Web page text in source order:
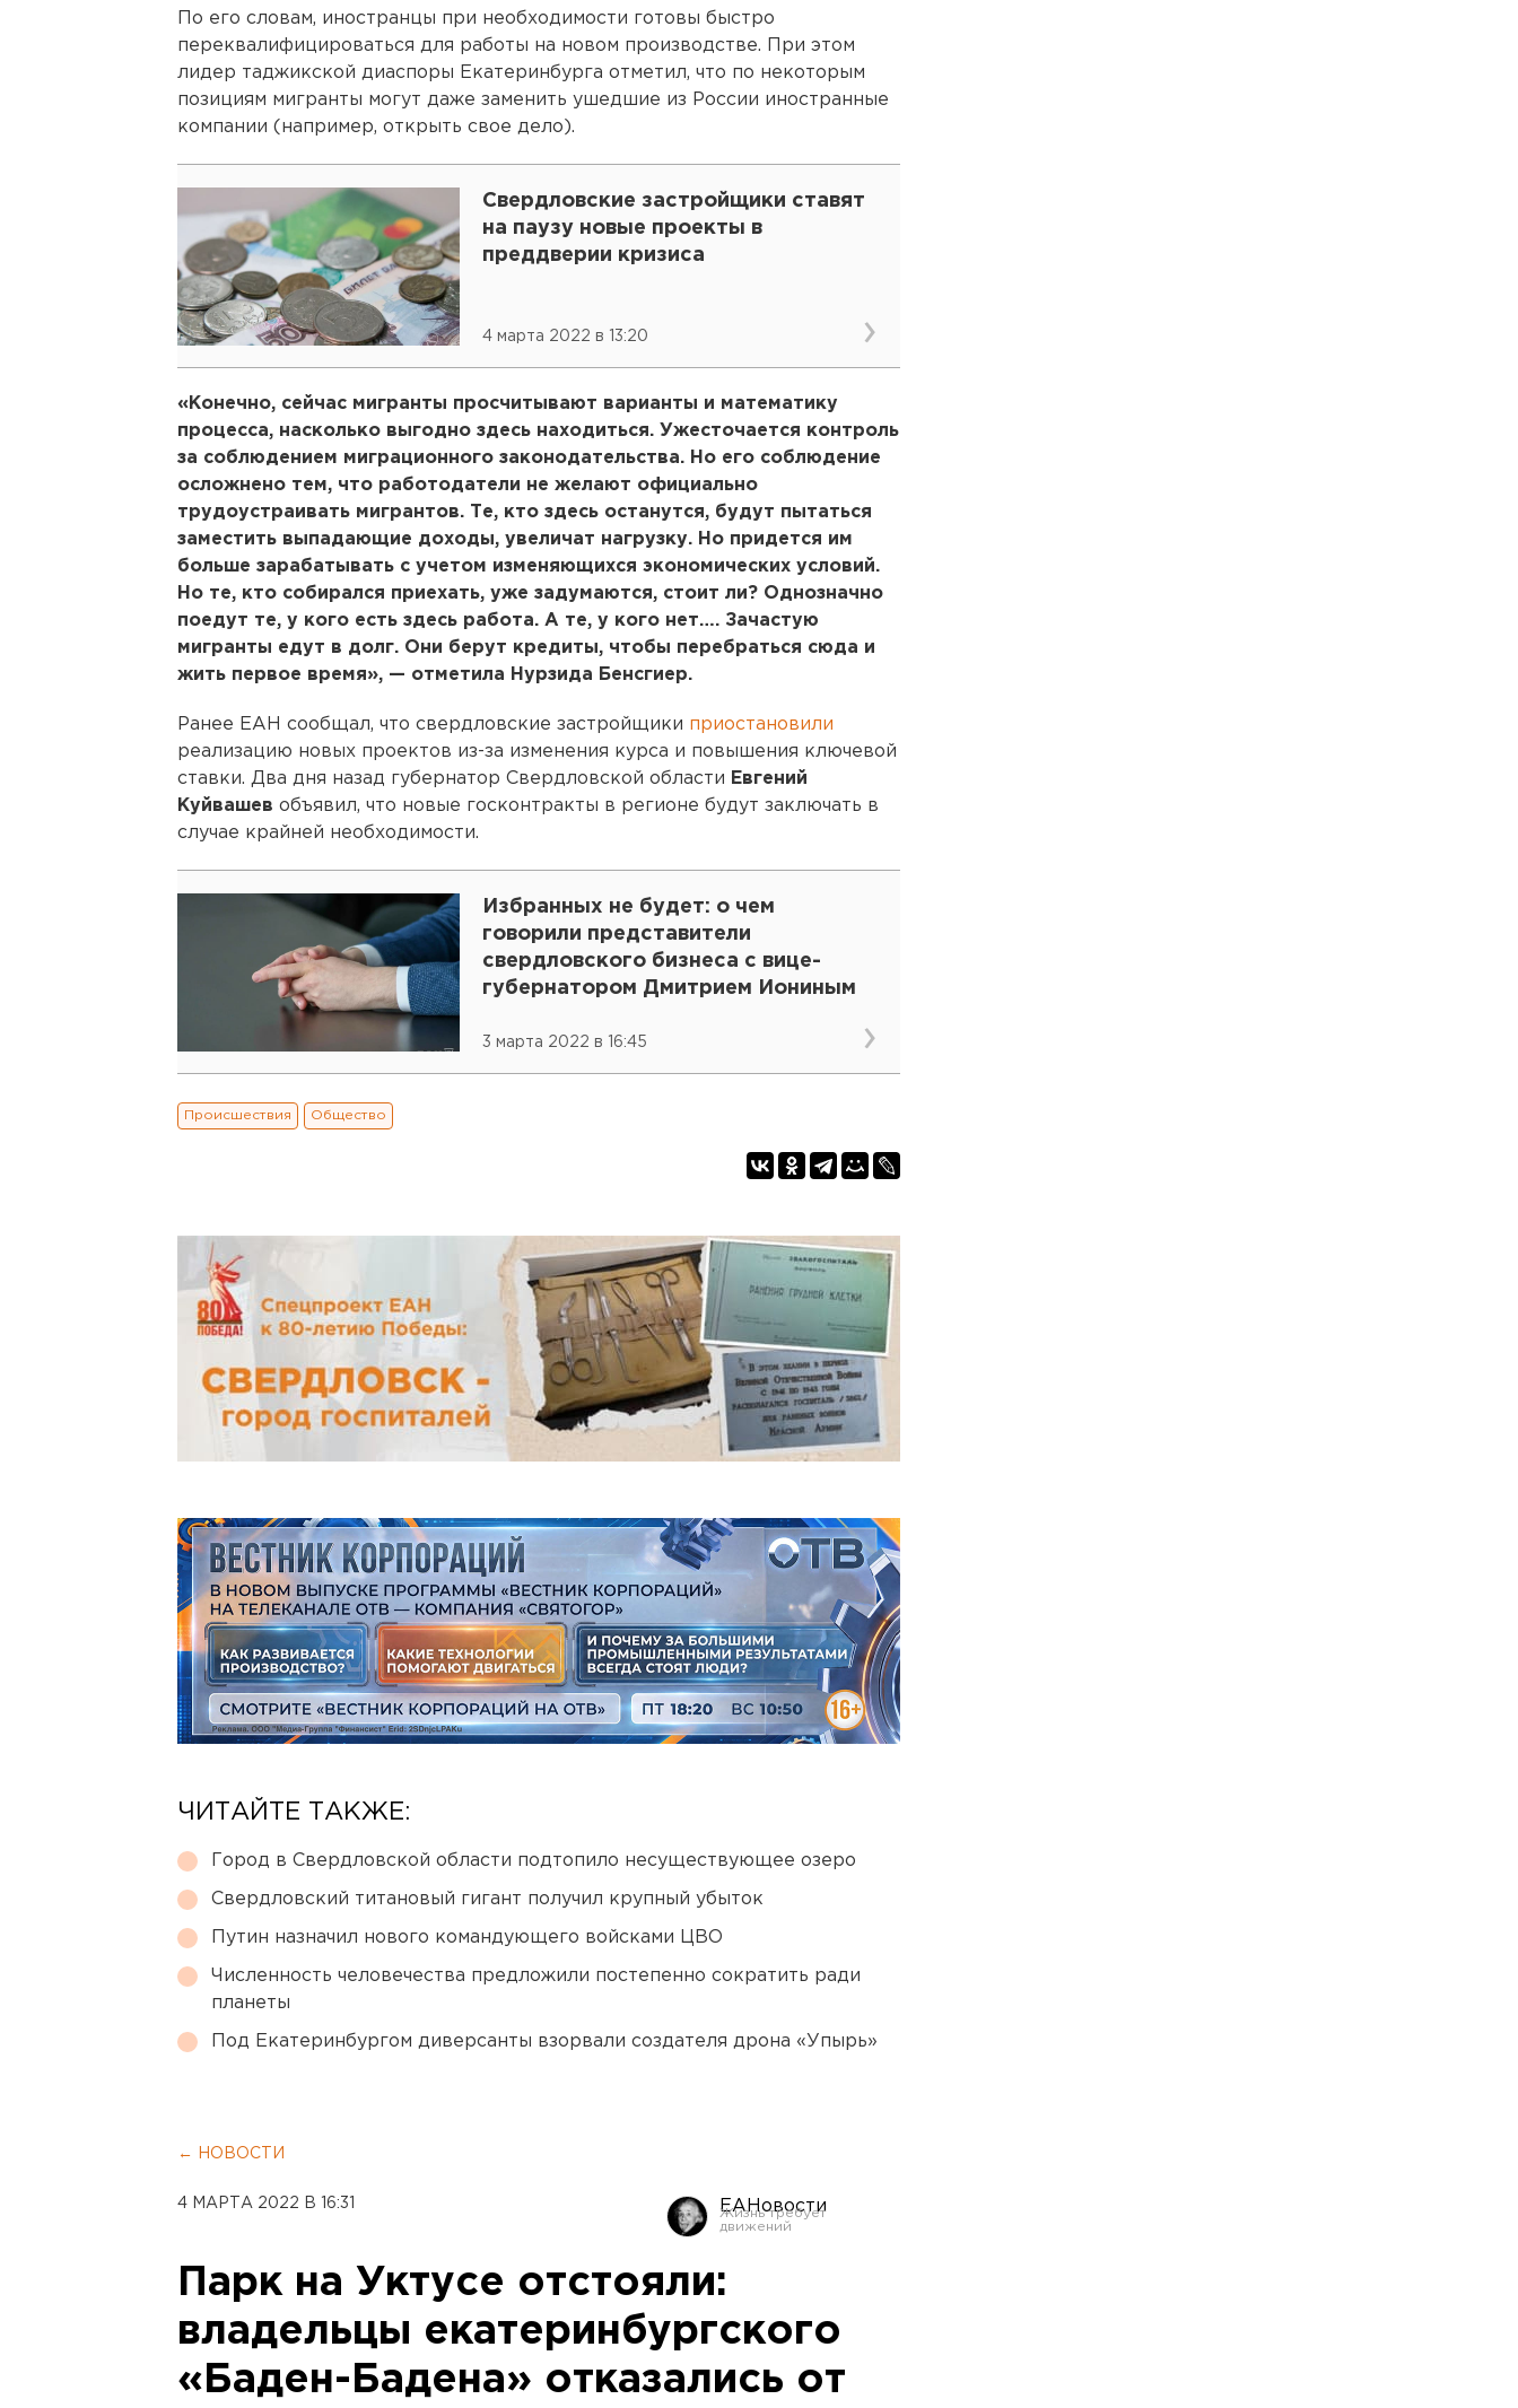
По его словам, иностранцы при необходимости готовы быстро
переквалифицироваться для работы на новом производстве. При этом
лидер таджикской диаспоры Екатеринбурга отметил, что по некоторым
позициям мигранты могут даже заменить ушедшие из России иностранные
компании (например, открыть свое дело).
Свердловские застройщики ставят
на паузу новые проекты в
преддверии кризиса
4 марта 2022 в 13:20
«Конечно, сейчас мигранты просчитывают варианты и математику
процесса, насколько выгодно здесь находиться. Ужесточается контроль
за соблюдением миграционного законодательства. Но его соблюдение
осложнено тем, что работодатели не желают официально
трудоустраивать мигрантов. Те, кто здесь останутся, будут пытаться
заместить выпадающие доходы, увеличат нагрузку. Но придется им
больше зарабатывать с учетом изменяющихся экономических условий.
Но те, кто собирался приехать, уже задумаются, стоит ли? Однозначно
поедут те, у кого есть здесь работа. А те, у кого нет…. Зачастую
мигранты едут в долг. Они берут кредиты, чтобы перебраться сюда и
жить первое время», — отметила Нурзида Бенсгиер.
Ранее ЕАН сообщал, что свердловские застройщики приостановили
реализацию новых проектов из-за изменения курса и повышения ключевой
ставки. Два дня назад губернатор Свердловской области Евгений
Куйвашев объявил, что новые госконтракты в регионе будут заключать в
случае крайней необходимости.
Избранных не будет: о чем
говорили представители
свердловского бизнеса с вице-
губернатором Дмитрием Иониным
3 марта 2022 в 16:45
Происшествия Общество
ЧИТАЙТЕ ТАКЖЕ:
Город в Свердловской области подтопило несуществующее озеро
Свердловский титановый гигант получил крупный убыток
Путин назначил нового командующего войсками ЦВО
Численность человечества предложили постепенно сократить ради
планеты
Под Екатеринбургом диверсанты взорвали создателя дрона «Упырь»
← НОВОСТИ
4 МАРТА 2022 В 16:31 ЕАНовости
Парк на Уктусе отстояли:
владельцы екатеринбургского
«Баден-Бадена» отказались от